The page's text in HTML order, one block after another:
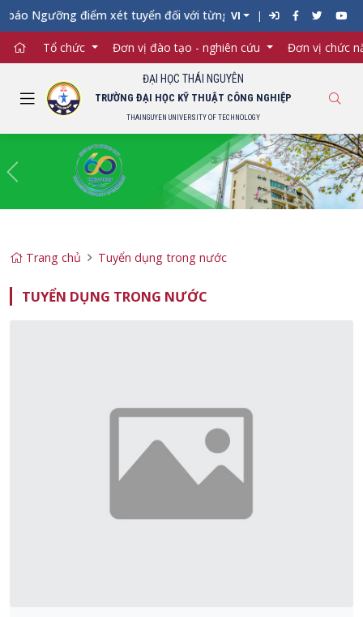
điểm xét tuyển đối với từng ngành đào tạo Đại học
VI
Tổ chức Đơn vị đào tạo - nghiên cứu Đơn vị chức
ĐẠI HỌC THÁI NGUYÊN
TRƯỜNG ĐẠI HỌC KỸ THUẬT CÔNG NGHIỆP
THAINGUYEN UNIVERSITY OF TECHNOLOGY
Previous
Trang chủ Tuyển dụng trong nước
TUYỂN DỤNG TRONG NƯỚC